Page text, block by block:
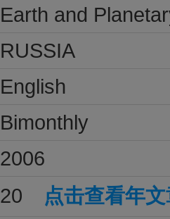
Earth and
RUSSIA
English
Bimonthly
2006
20 点击查看年